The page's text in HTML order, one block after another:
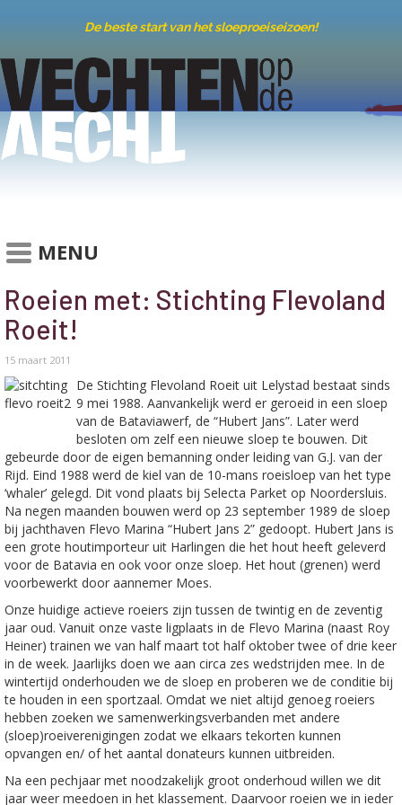
De beste start van het sloeproeiseizoen!
MENU
Roeien met: Stichting Flevoland
Roeit!
15 maart 2011
De Stichting Flevoland Roeit uit Lelystad bestaat sinds
9 mei 1988. Aanvankelijk werd er geroeid in een sloep
van de Bataviawerf, de “Hubert Jans”. Later werd
besloten om zelf een nieuwe sloep te bouwen. Dit
gebeurde door de eigen bemanning onder leiding van G.J. van der
Rijd. Eind 1988 werd de kiel van de 10-mans roeisloep van het type
‘whaler’ gelegd. Dit vond plaats bij Selecta Parket op Noordersluis.
Na negen maanden bouwen werd op 23 september 1989 de sloep
bij jachthaven Flevo Marina “Hubert Jans 2” gedoopt. Hubert Jans is
een grote houtimporteur uit Harlingen die het hout heeft geleverd
voor de Batavia en ook voor onze sloep. Het hout (grenen) werd
voorbewerkt door aannemer Moes.
Onze huidige actieve roeiers zijn tussen de twintig en de zeventig
jaar oud. Vanuit onze vaste ligplaats in de Flevo Marina (naast Roy
Heiner) trainen we van half maart tot half oktober twee of drie keer
in de week. Jaarlijks doen we aan circa zes wedstrijden mee. In de
wintertijd onderhouden we de sloep en proberen we de conditie bij
te houden in een sportzaal. Omdat we niet altijd genoeg roeiers
hebben zoeken we samenwerkingsverbanden met andere
(sloep)roeiverenigingen zodat we elkaars tekorten kunnen
opvangen en/ of het aantal donateurs kunnen uitbreiden.
Na een pechjaar met noodzakelijk groot onderhoud willen we dit
jaar weer meedoen in het klassement. Daarvoor roeien we in ieder